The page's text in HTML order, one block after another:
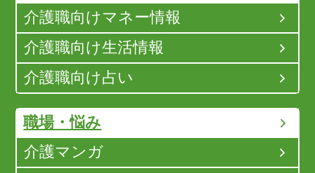
介護職向けマネー情報
介護職向け生活情報
介護職向け占い
職場・悩み
介護マンガ